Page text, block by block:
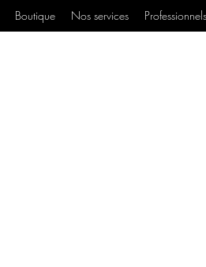
Boutique Nos services Professionnels